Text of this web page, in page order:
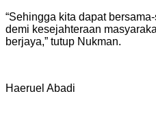
“Sehingga kita dapat
demi kesejahteraan
berjaya,” tutup Nukman.
Haeruel Abadi